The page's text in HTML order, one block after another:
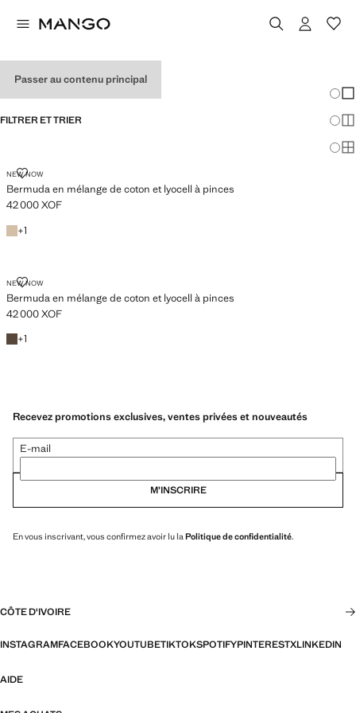
Passer au contenu principal
FILTRER ET TRIER
NEW NOW
Bermuda en mélange de coton et lyocell à pinces
BERMUDA EN MÉLANGE DE COTON ET LYOCELL À PINCES
Prix actuel [42 000 XOF ]
42 000 XOF
Beige
+1
+1 couleur
NEW NOW
Bermuda en mélange de coton et lyocell à pinces
BERMUDA EN MÉLANGE DE COTON ET LYOCELL À PINCES
Prix actuel [42 000 XOF ]
42 000 XOF
Marron
+1
+1 couleur
Recevez promotions exclusives, ventes privées et nouveautés
E-mail
M’INSCRIRE
En vous inscrivant, vous confirmez avoir lu la Politique de confidentialité.
CÔTE D'IVOIRE
INSTAGRAMFACEBOOKYOUTUBETIKTOKSPOTIFYPINTERESTXLINKEDIN
AIDE